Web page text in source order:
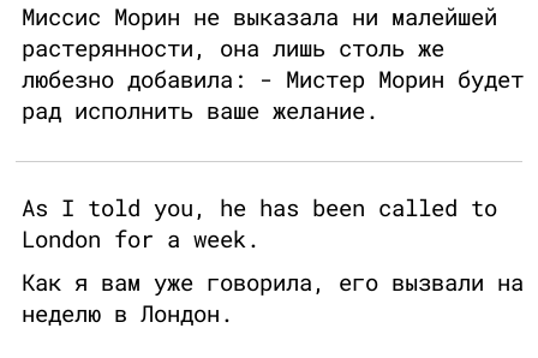
Миссис Морин не выказала ни малейшей
растерянности, она лишь столь же
любезно добавила: - Мистер Морин будет
рад исполнить ваше желание.
As I told you, he has been called to
London for a week.
Как я вам уже говорила, его вызвали на
неделю в Лондон.